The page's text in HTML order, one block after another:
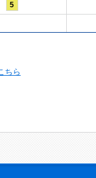
5
ちら